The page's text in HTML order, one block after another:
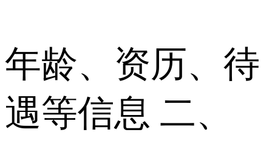
年龄、资历、待
遇等信息 二、